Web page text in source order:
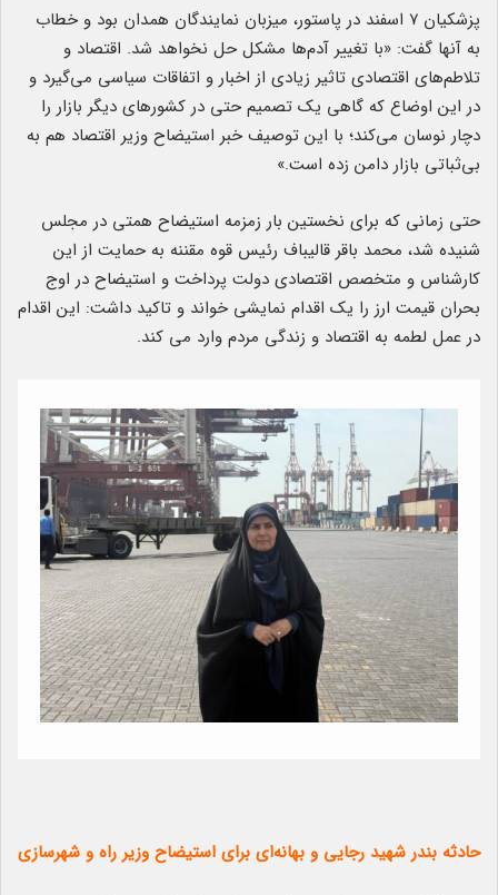
پزشکیان ۷ اسفند در پاستور، میزبان نمایندگان همدان بود و خطاب
به آنها گفت: «با تغییر آدم‌ها مشکل حل نخواهد شد. اقتصاد و
تلاطم‌های اقتصادی تاثیر زیادی از اخبار و اتفاقات سیاسی می‌گیرد و
در این اوضاع که گاهی یک تصمیم حتی در کشورهای دیگر بازار را
دچار نوسان می‌کند؛ با این توصیف خبر استیضاح وزیر اقتصاد هم به
بی‌ثباتی بازار دامن زده است.»
حتی زمانی که برای نخستین بار زمزمه استیضاح همتی در مجلس
شنیده شد، محمد باقر قالیباف رئیس قوه مقننه به حمایت از این
کارشناس و متخصص اقتصادی دولت پرداخت و استیضاح در اوج
بحران قیمت ارز را یک اقدام نمایشی خواند و تاکید داشت: این اقدام
در عمل لطمه به اقتصاد و زندگی مردم وارد می کند.
حادثه بندر شهید رجایی و بهانه‌ای برای استیضاح وزیر راه و شهرسازی